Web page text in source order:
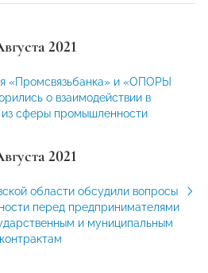
2021
«Промсвязьбанка» и «ОПОРЫ
о взаимодействии в
сферы промышленности
2021
области обсудили вопросы
перед предпринимателями
и муниципальным
контрактам